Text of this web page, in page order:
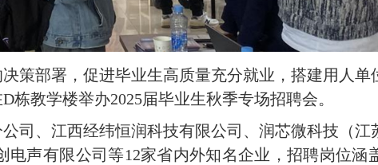
策部署，促进毕业生高质量充分就业，搭建用人单
教学楼举办2025届毕业生秋季专场招聘会。
司、江西经纬恒润科技有限公司、润芯微科技（
声有限公司等12家省内外知名企业，招聘岗位涵